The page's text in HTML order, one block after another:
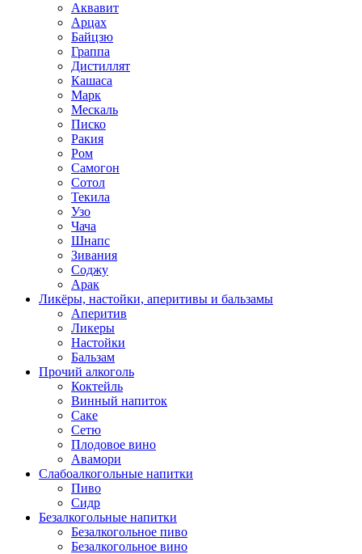
Аквавит
Арцах
Байцзю
Граппа
Дистиллят
Кашаса
Марк
Мескаль
Писко
Ракия
Ром
Самогон
Сотол
Текила
Узо
Чача
Шнапс
Зивания
Соджу
Арак
Ликёры, настойки, аперитивы и бальзамы
Аперитив
Ликеры
Настойки
Бальзам
Прочий алкоголь
Коктейль
Винный напиток
Саке
Сетю
Плодовое вино
Авамори
Слабоалкогольные напитки
Пиво
Сидр
Безалкогольные напитки
Безалкогольное пиво
Безалкогольное вино